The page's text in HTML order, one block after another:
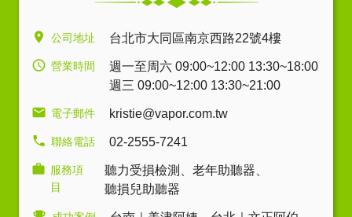
公司地址 台北市大同區南京西路22號4樓
營業時間
週一至周六 09:00~12:00 13:30~18:00
週三 09:00~12:00 13:30~21:00
電子郵件 kristie@vapor.com.tw
聯絡電話 02-2555-7241
服務項
目
聽力受損檢測 老年助聽器
聽損兒助聽器